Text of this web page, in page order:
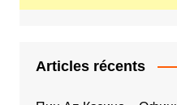
Articles récents